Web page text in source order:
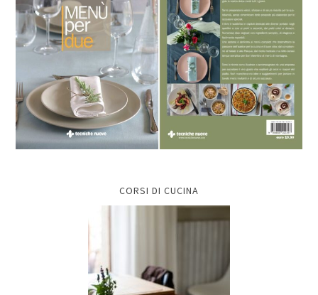
CORSI DI CUCINA